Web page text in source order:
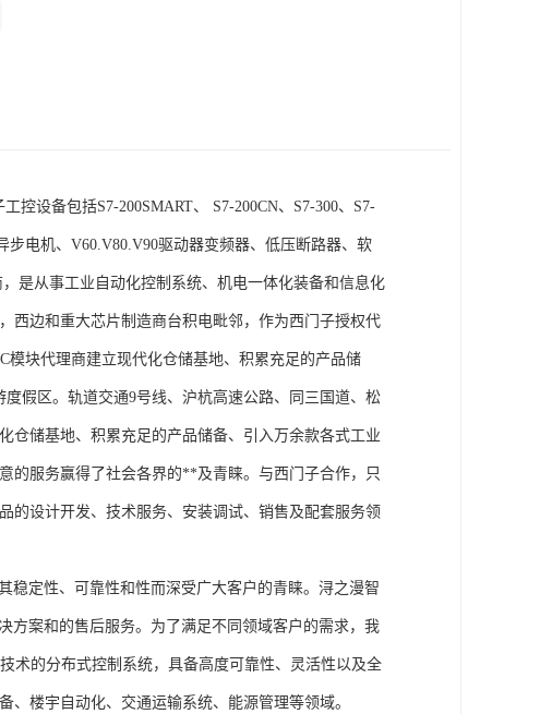
备包括S7-200SMART、 S7-200CN、S7-300、S7-
步电机、V60.V80.V90驱动器变频器、低压断路器、软
是从事工业自动化控制系统、机电一体化装备和信息化
西边和重大芯片制造商台积电毗邻，作为西门子授权代
块代理商建立现代化仓储基地、积累充足的产品储
假区。轨道交通9号线、沪杭高速公路、同三国道、松
仓储基地、积累充足的产品储备、引入万余款各式工业
的服务赢得了社会各界的**及青睐。与西门子合作，只
的设计开发、技术服务、安装调试、销售及配套服务领
性、可靠性和性而深受广大客户的青睐。浔之漫智
方案和的售后服务。为了满足不同领域客户的需求，我
术的分布式控制系统，具备高度可靠性、灵活性以及全
楼宇自动化、交通运输系统、能源管理等领域。